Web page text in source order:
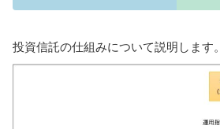
投資信託の仕組みについて説明します。